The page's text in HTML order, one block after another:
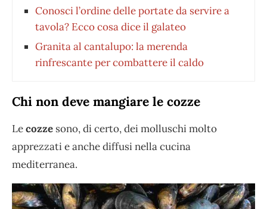
Conosci l’ordine delle portate da servire a
tavola? Ecco cosa dice il galateo
Granita al cantalupo: la merenda
rinfrescante per combattere il caldo
Chi non deve mangiare le cozze
Lecozze sono, di certo, dei molluschi molto
apprezzati e anche diffusi nella cucina
mediterranea.